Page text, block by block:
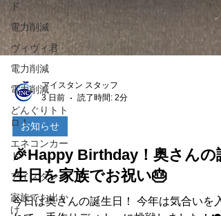
ド
電力削減
ヴィヴィ君
電力削減
電力削減
どんぐりトト
ロ！
エネコンカー
ド
アイスタン
家族でお出か
け
アイスタン スタッフ
3 日前
お知らせ
🎉Happy Birthday！奥さんの
生日を家族でお祝い🎂